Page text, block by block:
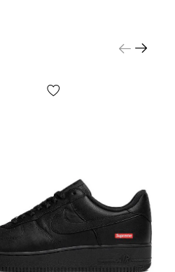
измерив длину
от пола,
параметров — в
длину стопы. Мужчинам
размеры
больше чем 41.